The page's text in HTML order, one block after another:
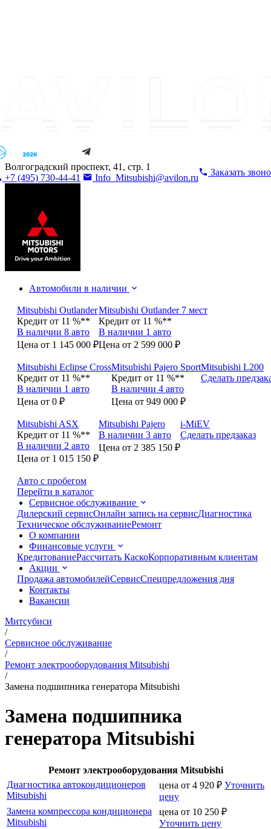
Волгоградский проспект, 41, стр. 1
+7 (495) 730-44-41
Info_Mitsubishi@avilon.ru
Заказать
Автомобили в наличии
Mitsubishi Outlander
Кредит от 11 %**
В наличии 8 авто
Цена от 1 145 000 ₽
Mitsubishi Outlander 7 мест
Кредит от 11 %**
В наличии 1 авто
Цена от 2 599 000 ₽
Mitsubishi Eclipse Cross
Кредит от 11 %**
В наличии 1 авто
Цена от 0 ₽
Mitsubishi Pajero Sport
Кредит от 11 %**
В наличии 4 авто
Цена от 949 000 ₽
Mitsubishi L200
Сделать
Mitsubishi ASX
Кредит от 11 %**
В наличии 2 авто
Цена от 1 015 150 ₽
Mitsubishi Pajero
В наличии 3 авто
Цена от 2 385 150 ₽
i-MiEV
Сделать предзаказ
Авто с пробегом
Перейти в каталог
Сервисное обслуживание
Дилерский сервисОнлайн запись на сервисДиагностика
Техническое обслуживаниеРемонт
О компании
Финансовые услуги
КредитованиеРассчитать КаскоКорпоративным клиентам
Акции
Продажа автомобилейСервисСпецпредложения дня
Контакты
Вакансии
Митсубиси
/
Сервисное обслуживание
/
Ремонт электрооборудования Mitsubishi
/
Замена подшипника генератора Mitsubishi
Замена подшипника
генератора Mitsubishi
Ремонт электрооборудования Mitsubishi
Диагностика автокондиционеров
Mitsubishi
цена от 4 920 ₽ Уточнить
цену
Замена компрессора кондиционера
Mitsubishi
цена от 10 250 ₽
Уточнить цену